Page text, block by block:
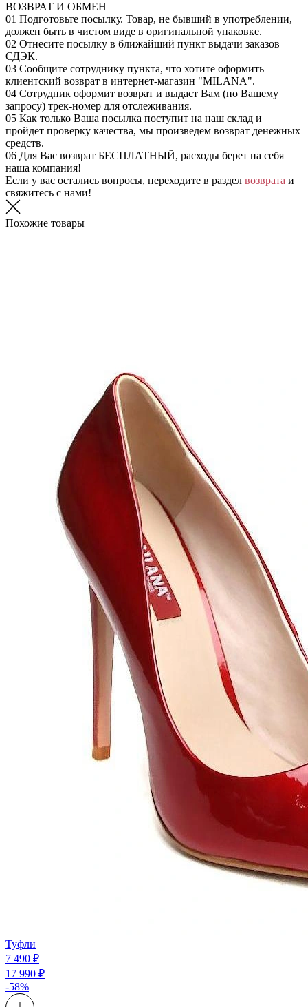
ВОЗВРАТ И ОБМЕН
01 Подготовьте посылку. Товар, не бывший в употреблении,
должен быть в чистом виде в оригинальной упаковке.
02 Отнесите посылку в ближайший пункт выдачи заказов
СДЭК.
03 Сообщите сотруднику пункта, что хотите оформить
клиентский возврат в интернет-магазин "MILANA".
04 Сотрудник оформит возврат и выдаст Вам (по Вашему
запросу) трек-номер для отслеживания.
05 Как только Ваша посылка поступит на наш склад и
пройдет проверку качества, мы произведем возврат денежных
средств.
06 Для Вас возврат БЕСПЛАТНЫЙ, расходы берет на себя
наша компания!
Если у вас остались вопросы, переходите в раздел возврата и
свяжитесь с нами!
Похожие товары
Туфли
7 490 ₽
17 990 ₽
-58%